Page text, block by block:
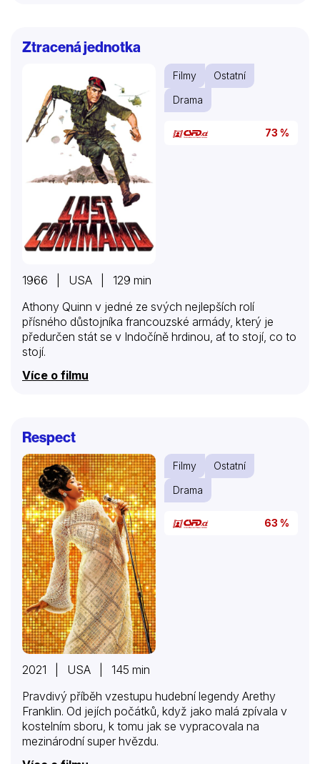
opětována, a jedině tím, že si vytvoří vlastní cestu, se
Ztracená jednotka
Filmy
Ostatní
Drama
73 %
1966 | USA | 129 min
Athony Quinn v jedné ze svých nejlepších rolí
přísného důstojníka francouzské armády, který je
předurčen stát se v Indočíně hrdinou, ať to stojí, co to
stojí.
Více o filmu
Respect
Filmy
Ostatní
Drama
63 %
2021 | USA | 145 min
Pravdivý příběh vzestupu hudební legendy Arethy
Franklin. Od jejích počátků, když jako malá zpívala v
kostelním sboru, k tomu jak se vypracovala na
mezinárodní super hvězdu.